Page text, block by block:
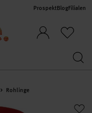
ProspektBlogFilialen
Rohlinge